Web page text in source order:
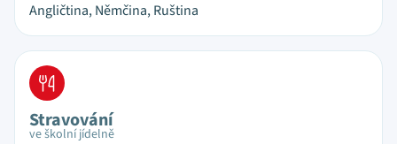
Angličtina, Němčina, Ruština
Stravování
ve školní jídelně